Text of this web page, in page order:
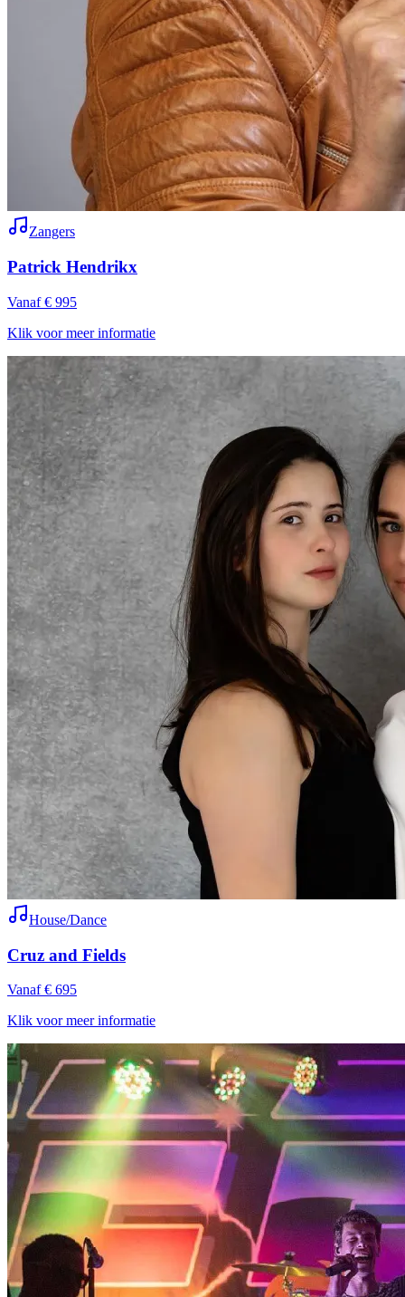
Zangers
Patrick Hendrikx
Vanaf € 995
Klik voor meer informatie
House/Dance
Cruz and Fields
Vanaf € 695
Klik voor meer informatie